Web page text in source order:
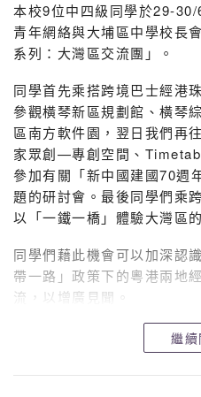
本校9位中四級同學於29-
青年網絡與大埔區中學校長
系列：大灣區交流團」。
同學首先乘搭跨境巴士經港
參觀橫琴新區規劃館、橫琴
區南方軟件園，翌日我們再
家眾創—專創空間、
參加有關「新中國建國70週
題的研討會。最後同學們乘
以「一鐵一橋」體驗大灣區
同學們藉此機會可以加深認
帶一路」政策下的粵港兩地
流，以增廣見聞。
繼